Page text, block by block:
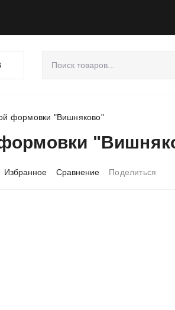
формовки "Вишняково"
Избранное Сравнение Поделиться